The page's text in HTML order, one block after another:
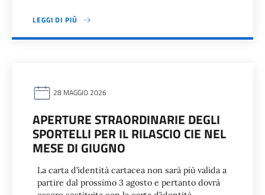
LEGGI DI PIÙ
28 MAGGIO 2026
APERTURE STRAORDINARIE DEGLI
SPORTELLI PER IL RILASCIO CIE NEL
MESE DI GIUGNO
La carta d’identità cartacea non sarà più valida a
partire dal prossimo 3 agosto e pertanto dovrà